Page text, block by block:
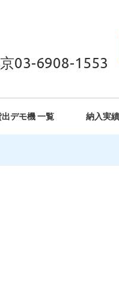
03-6908-1553
出デモ機 一覧 納入実績